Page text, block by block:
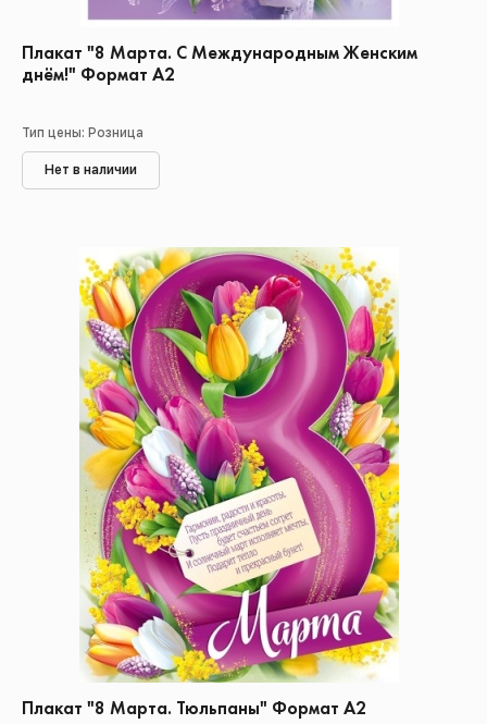
Плакат "8 Марта. С Международным Женским
днём!" Формат А2
Тип цены: Розница
Нет в наличии
Плакат "8 Марта. Тюльпаны" Формат А2